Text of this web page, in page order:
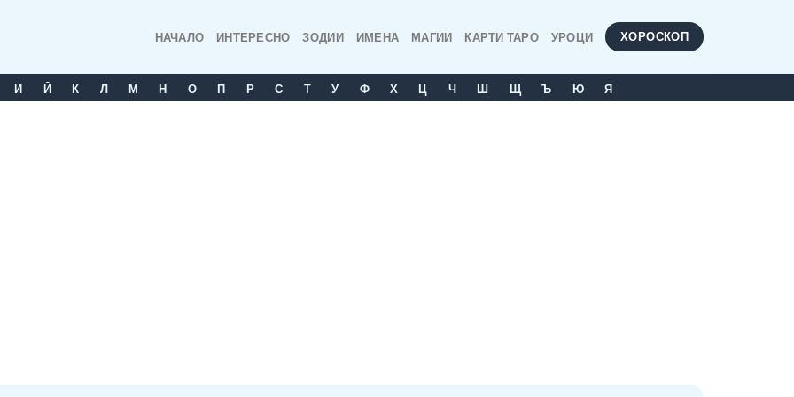
НАЧАЛО ИНТЕРЕСНО ЗОДИИ ИМЕНА МАГИИ КАРТИ ТАРО УРОЦИ ХОРОСКОП
И Й К Л М Н О П Р С T У Ф Х Ц Ч Ш Щ Ъ Ю Я